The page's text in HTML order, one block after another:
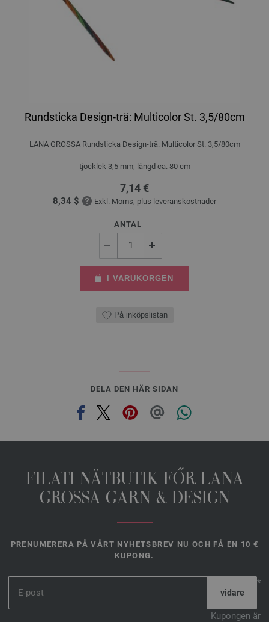
Rundsticka Design-trä: Multicolor St. 3,5/80cm
LANA GROSSA Rundsticka Design-trä: Multicolor St. 3,5/80cm
tjocklek 3,5 mm; längd ca. 80 cm
7,14 €
8,34 $ Exkl. Moms, plus leveranskostnader
ANTAL
I VARUKORGEN
På inköpslistan
DELA DEN HÄR SIDAN
FILATI NÄTBUTIK FŐR LANA
GROSSA GARN & DESIGN
PRENUMERERA PÅ VÅRT NYHETSBREV NU OCH FÅ EN 10 €
KUPONG.
*
Kupongen är